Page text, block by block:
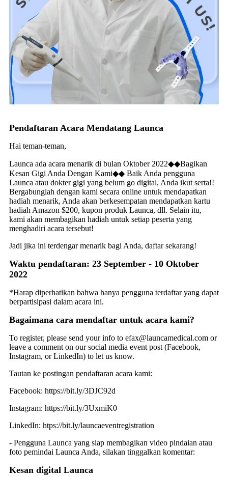
Pendaftaran Acara Mendatang Launca
Hai teman-teman,
Launca ada acara menarik di bulan Oktober 2022◆◆Bagikan
Kesan Gigi Anda Dengan Kami◆◆ Baik Anda pengguna
Launca atau dokter gigi yang belum go digital, Anda ikut serta!!
Bergabunglah dengan kami secara online untuk mendapatkan
hadiah menarik, Anda akan berkesempatan mendapatkan kartu
hadiah Amazon $200, kupon produk Launca, dll. Selain itu,
kami akan membagikan hadiah untuk setiap peserta yang
menghadiri acara tersebut!
Jadi jika ini terdengar menarik bagi Anda, daftar sekarang!
Waktu pendaftaran: 23 September - 10 Oktober
2022
*Harap diperhatikan bahwa hanya pengguna terdaftar yang dapat
berpartisipasi dalam acara ini.
Bagaimana cara mendaftar untuk acara kami?
To register, please send your info to efax@launcamedical.com or
leave a comment on our social media event post (Facebook,
Instagram, or LinkedIn) to let us know.
Tautan ke postingan pendaftaran acara kami:
Facebook: https://bit.ly/3DJC92d
Instagram: https://bit.ly/3UxmiK0
LinkedIn: htps://bit.ly/launcaeventregistration
- Pengguna Launca yang siap membagikan video pindaian atau
foto pemindai Launca Anda, silakan tinggalkan komentar:
Kesan digital Launca